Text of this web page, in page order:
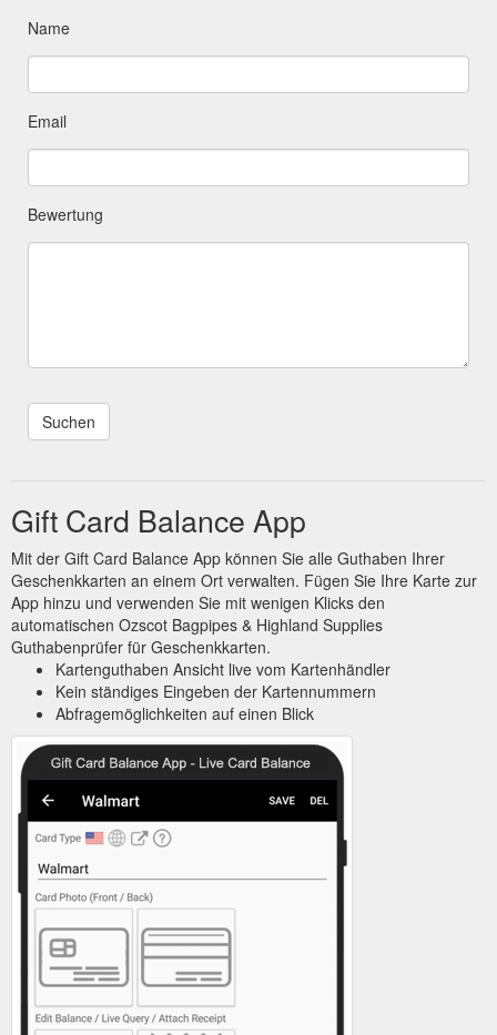
Name
Email
Bewertung
Gift Card Balance App
Mit der Gift Card Balance App können Sie alle Guthaben Ihrer
Geschenkkarten an einem Ort verwalten. Fügen Sie Ihre Karte zur
App hinzu und verwenden Sie mit wenigen Klicks den
automatischen Ozscot Bagpipes & Highland Supplies
Guthabenprüfer für Geschenkkarten.
Kartenguthaben Ansicht live vom Kartenhändler
Kein ständiges Eingeben der Kartennummern
Abfragemöglichkeiten auf einen Blick